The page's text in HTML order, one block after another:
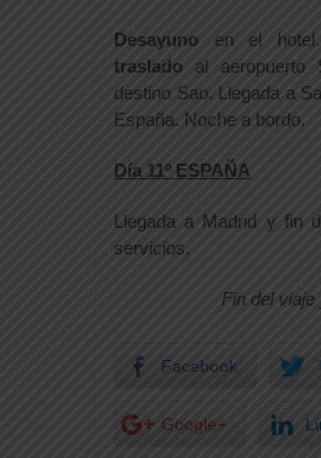
Desayuno en el
traslado al
destino Sao. Llegada a
España. Noche a bordo.
Día 11º ESPAÑA
Llegada a Madrid y fin
servicios.
Fin del
Facebook
Google+